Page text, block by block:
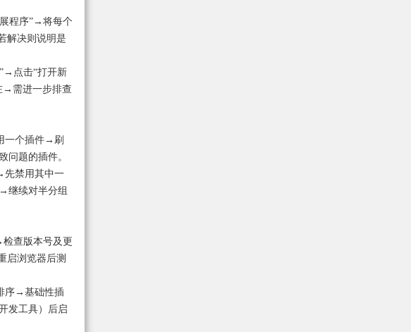
程序”→将每个
解决则说明是
点击“打开新
→需进一步排查
一个插件→刷
题的插件。
先禁用其中一
继续对半分组
查版本号及更
启浏览器后测
序→基础性插
发工具）后启